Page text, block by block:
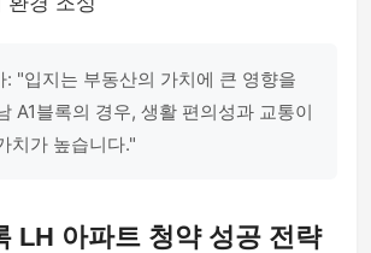
: "입지는 부동산의 가치에 큰 영향을
A1블록의 경우, 생활 편의성과 교통이
치가 높습니다."
LH 아파트 청약 성공 전략